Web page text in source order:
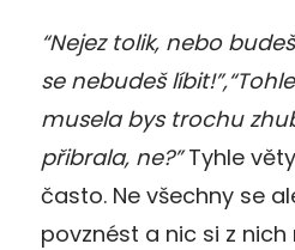
“Nejez tolik, nebo
se nebudeš
musela bys trochu
přibrala, ne?”Tyhle
často. Ne všechny se
povznést a nic si z